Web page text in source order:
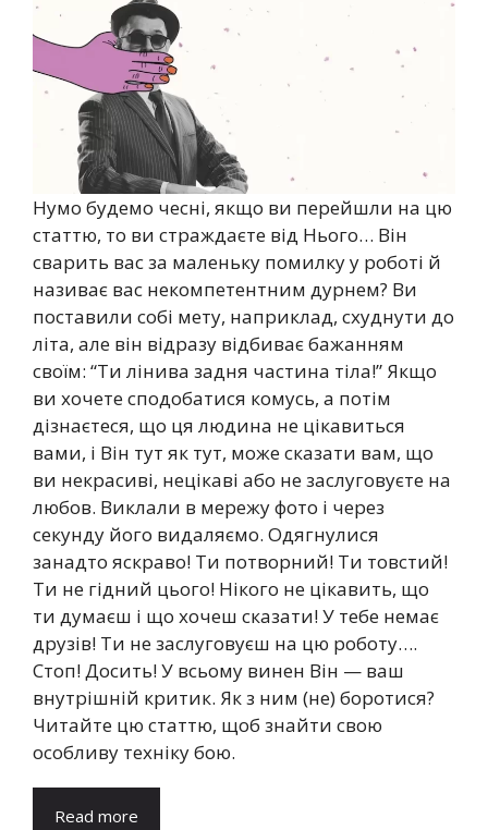
Нумо будемо чесні, якщо ви перейшли на цю
статтю, то ви страждаєте від Нього… Він
сварить вас за маленьку помилку у роботі й
називає вас некомпетентним дурнем? Ви
поставили собі мету, наприклад, схуднути до
літа, але він відразу відбиває бажанням
своїм: “Ти лінива задня частина тіла!” Якщо
ви хочете сподобатися комусь, а потім
дізнаєтеся, що ця людина не цікавиться
вами, і Він тут як тут, може сказати вам, що
ви некрасиві, нецікаві або не заслуговуєте на
любов. Виклали в мережу фото і через
секунду його видаляємо. Одягнулися
занадто яскраво! Ти потворний! Ти товстий!
Ти не гідний цього! Нікого не цікавить, що
ти думаєш і що хочеш сказати! У тебе немає
друзів! Ти не заслуговуєш на цю роботу….
Стоп! Досить! У всьому винен Він — ваш
внутрішній критик. Як з ним (не) боротися?
Читайте цю статтю, щоб знайти свою
особливу техніку бою.
Read more